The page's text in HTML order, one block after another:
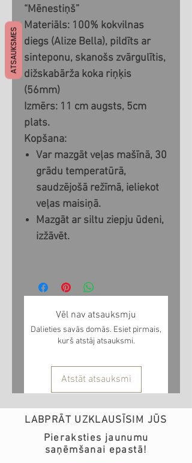
“Mēnestiņš”
Materiāls: 100% kokvilnas
diegs (Alize Bella), pildīts ar
sinteponu, skanošs zvārgulītis,
dižskabārža koka riņķis
(56mm)
Izmērs: 11 cm augsts, 5cm
plats.
Kopšana:
Var mazgāt veļas mašīnā, 30
grādu temperatūrā,
saudzējošā režīmā, ieliekot
veļas maisiņā.
Mazgāt ar siltu ziepju ūdeni,
izžāvēt.
Vēl nav atsauksmju
Dalieties savās domās. Esiet pirmais,
kurš atstāj atsauksmi.
Atstāt atsauksmi
LABPRĀT UZKLAUSĪSIM JŪS
Pieraksties jaunumu
saņēmšanai epastā!
ATSAUKSMES